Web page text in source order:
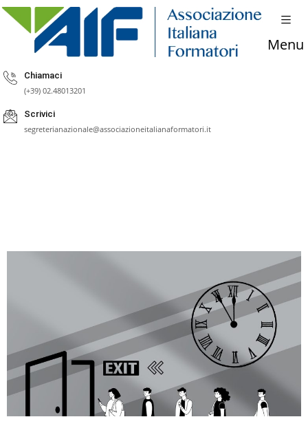
Menu
Chiamaci
(+39) 02.48013201
Scrivici
segreterianazionale@associazioneitalianaformatori.it